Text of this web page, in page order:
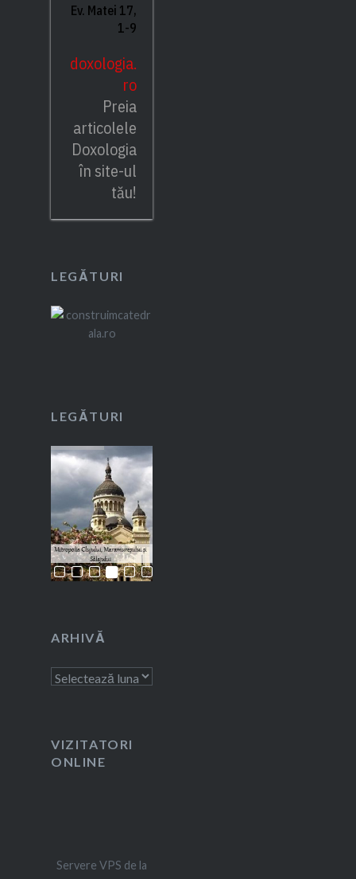
Ev. Matei 17,
1-9
doxologia.
ro
Preia
articolele
Doxologia
în site-ul
tău!
LEGĂTURI
LEGĂTURI
ARHIVĂ
Arhivă
VIZITATORI
ONLINE
Servere VPS de la